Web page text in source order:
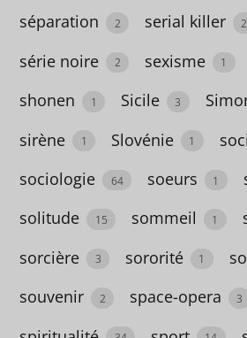
2
Chine
10
cinéma
collapsologie
2
séparation 2 serial killer 2
série noire 2 sexisme 1
shonen 1 Sicile 3
sirène 1 Slovénie 1
sociologie 64 soeurs 1
solitude 15 sommeil 1
sorcière 3 sororité 1
souvenir 2 space-opera 3